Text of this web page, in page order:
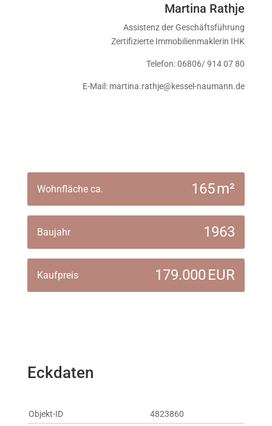
Martina Rathje
Assistenz der Geschäftsführung
Zertifizierte Immobilienmaklerin IHK
Telefon: 06806/ 914 07 80
E-Mail: martina.rathje@kessel-naumann.de
Wohnfläche ca. 165 m²
Baujahr 1963
Kaufpreis 179.000 EUR
Eckdaten
Objekt-ID
4823860